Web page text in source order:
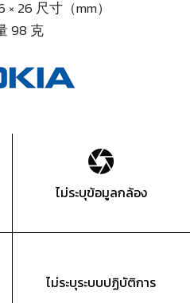
× 26 尺寸（mm）
98 克
ไม่ระบุข้อมูลกล้อง
ไม่ระบุระบบปฏิบัติการ